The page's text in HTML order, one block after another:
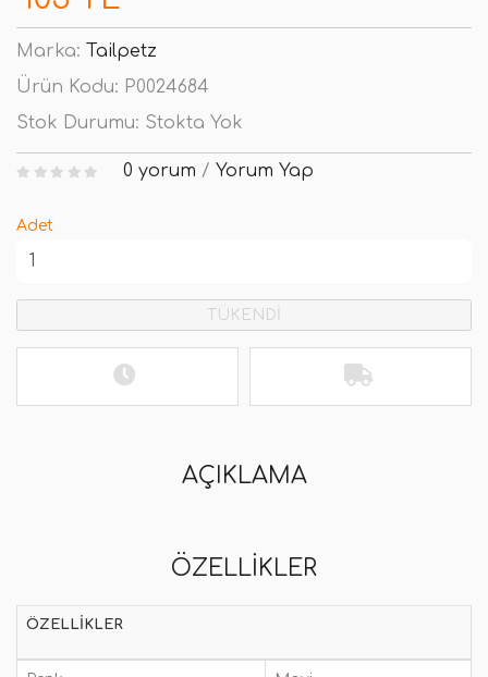
Marka: Tailpetz
Ürün Kodu: P0024684
Stok Durumu: Stokta Yok
0 yorum / Yorum Yap
Adet
TÜKENDİ
AÇIKLAMA
ÖZELLIKLER
ÖZELLIKLER